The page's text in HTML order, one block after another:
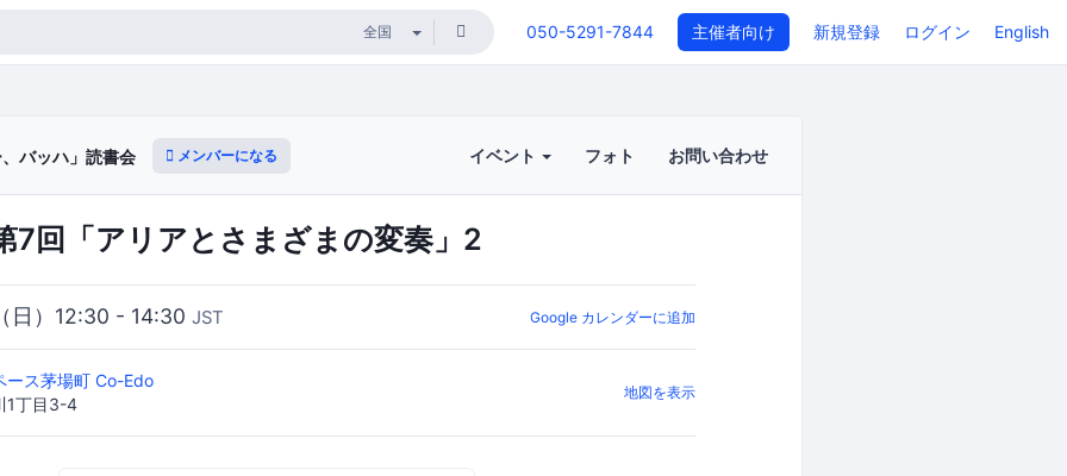
050-5291-7844 主催者向け 新規登録 ログイン English
、バッハ」読書会 メンバーになる イベント フォト お問い合わせ
7回「アリアとさまざまの変奏」2
日）12:30 - 14:30 JST Google カレンダーに追加
ース茅場町 Co-Edo
1丁目3-4
地図を表示